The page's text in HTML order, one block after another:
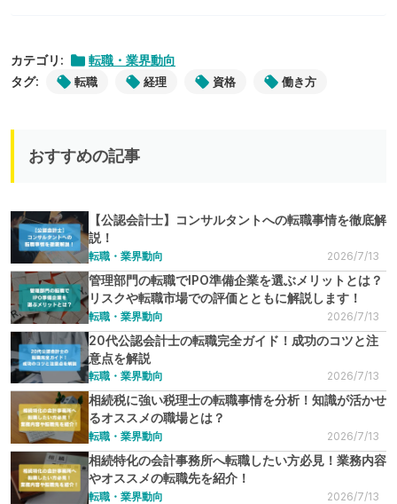
カテゴリ:
転職・業界動向
タグ:
転職 経理 資格 働き方
おすすめの記事
【公認会計士】コンサルタントへの転職事情を徹底解
説！
転職・業界動向 2026/7/13
管理部門の転職でIPO準備企業を選ぶメリットとは？
リスクや転職市場での評価とともに解説します！
転職・業界動向 2026/7/13
20代公認会計士の転職完全ガイド！成功のコツと注
意点を解説
転職・業界動向 2026/7/13
相続税に強い税理士の転職事情を分析！知識が活かせ
るオススメの職場とは？
転職・業界動向 2026/7/13
相続特化の会計事務所へ転職したい方必見！業務内容
やオススメの転職先を紹介！
転職・業界動向 2026/7/13